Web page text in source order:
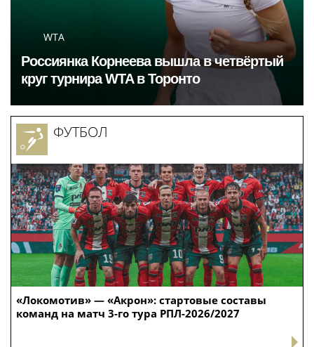
WTA
Россиянка Корнеева вышла в четвёртый
круг турнира WTA в Торонто
«Локомотив» — «Акрон»: стартовые составы
команд на матч 3-го тура РПЛ-2026/2027
ФУТБОЛ